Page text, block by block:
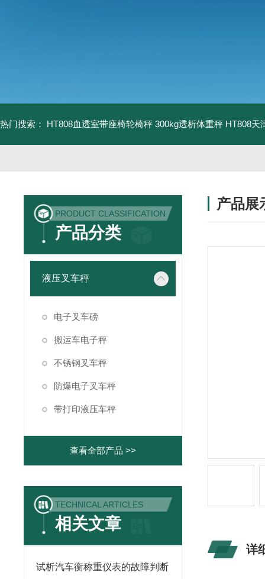
热门搜索： HT808血透室带座椅轮椅秤 300kg透析体重秤 HT808天
PRODUCT CLASSIFICATION
产品分类
液压叉车秤
电子叉车磅
搬运车电子秤
不锈钢叉车秤
防爆电子叉车秤
带打印液压车秤
查看全部产品 >>
TECHNICAL ARTICLES
相关文章
试析汽车衡称重仪表的故障判断
产品展
详